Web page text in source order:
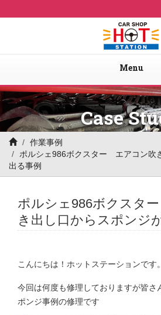
Menu
Case
作業事例
ポルシェ986ボクスター エアコン吹
出る事例
ポルシェ986ボクスタ
き出し口からスポンジ
こんにちは！ホットステーションです。
今回は何度も修理しておりますが皆さ
ポンジ事例の修理です